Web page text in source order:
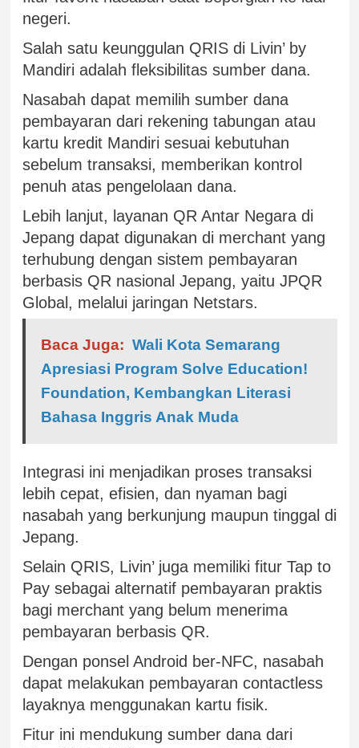
negeri.
Salah satu keunggulan QRIS di Livin’ by
Mandiri adalah fleksibilitas sumber dana.
Nasabah dapat memilih sumber dana
pembayaran dari rekening tabungan atau
kartu kredit Mandiri sesuai kebutuhan
sebelum transaksi, memberikan kontrol
penuh atas pengelolaan dana.
Lebih lanjut, layanan QR Antar Negara di
Jepang dapat digunakan di merchant yang
terhubung dengan sistem pembayaran
berbasis QR nasional Jepang, yaitu JPQR
Global, melalui jaringan Netstars.
Baca Juga: Wali Kota Semarang
Apresiasi Program Solve Education!
Foundation, Kembangkan Literasi
Bahasa Inggris Anak Muda
Integrasi ini menjadikan proses transaksi
lebih cepat, efisien, dan nyaman bagi
nasabah yang berkunjung maupun tinggal di
Jepang.
Selain QRIS, Livin’ juga memiliki fitur Tap to
Pay sebagai alternatif pembayaran praktis
bagi merchant yang belum menerima
pembayaran berbasis QR.
Dengan ponsel Android ber-NFC, nasabah
dapat melakukan pembayaran contactless
layaknya menggunakan kartu fisik.
Fitur ini mendukung sumber dana dari